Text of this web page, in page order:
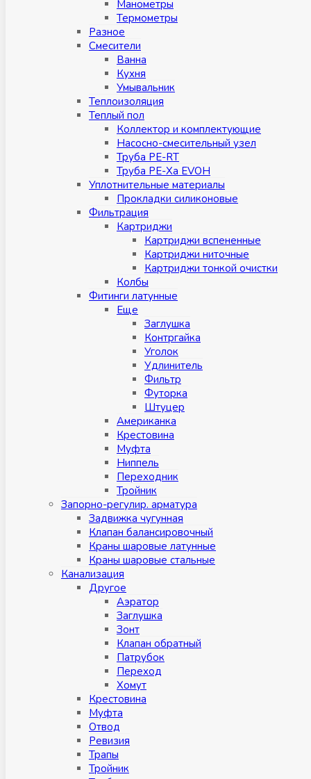
Манометры
Термометры
Разное
Смесители
Ванна
Кухня
Умывальник
Теплоизоляция
Теплый пол
Коллектор и комплектующие
Насосно-смесительный узел
Труба PE-RT
Труба PE-Xa EVOH
Уплотнительные материалы
Прокладки силиконовые
Фильтрация
Картриджи
Картриджи вспененные
Картриджи ниточные
Картриджи тонкой очистки
Колбы
Фитинги латунные
Eщe
Заглушка
Контргайка
Уголок
Удлинитель
Фильтр
Футорка
Штуцер
Американка
Крестовина
Муфта
Ниппель
Переходник
Тройник
Запорно-регулир. арматура
Задвижка чугунная
Клапан балансировочный
Краны шаровые латунные
Краны шаровые стальные
Канализация
Другое
Аэратор
Заглушкa
Зонт
Клапан обратный
Патрубок
Переход
Хомут
Крестовина
Муфтa
Отвод
Ревизия
Трапы
Тройник